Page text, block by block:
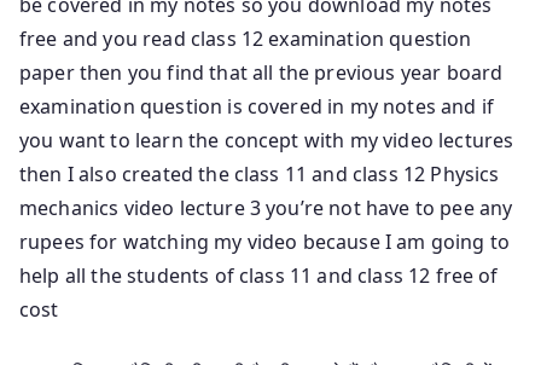
free and you read class 12 examination question
paper then you find that all the previous year board
examination question is covered in my notes and if
you want to learn the concept with my video lectures
then I also created the class 11 and class 12 Physics
mechanics video lecture 3 you’re not have to pee any
rupees for watching my video because I am going to
help all the students of class 11 and class 12 free of
cost